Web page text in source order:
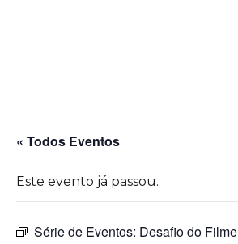
« Todos Eventos
Este evento já passou.
Série de Eventos: Desafio do Filme